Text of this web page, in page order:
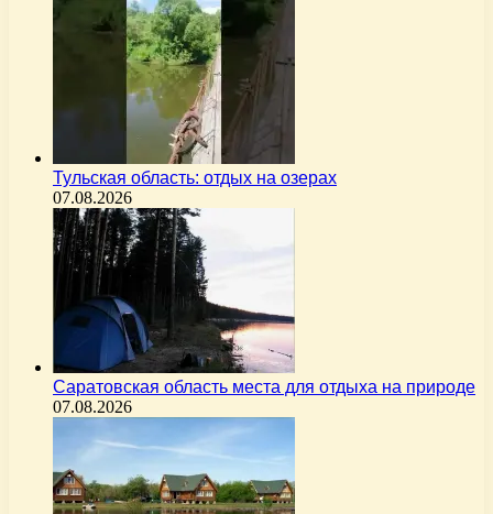
Тульская область: отдых на озерах
07.08.2026
Саратовская область места для отдыха на природе
07.08.2026